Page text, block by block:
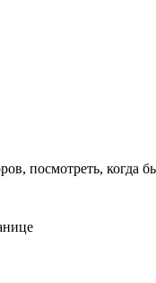
посмотреть, когда